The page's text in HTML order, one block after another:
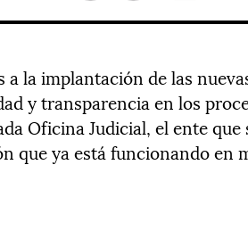
a la implantación de las
y transparencia en los
Oficina Judicial, el ente
que ya está funcionando en